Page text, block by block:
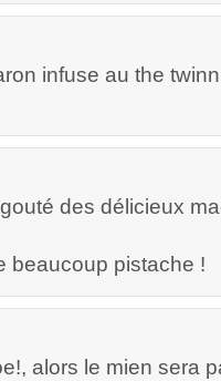
infuse au the
des délicieux
beaucoup pistache !
alors le mien sera